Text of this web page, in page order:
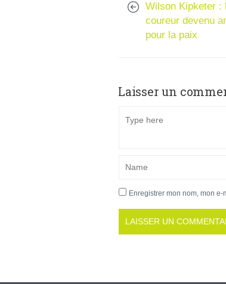
Wilson Kipketer :
coureur devenu
pour la paix
Laisser un
Enregistrer mon nom, mon